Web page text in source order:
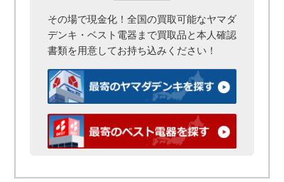
その場で現金化！全国の買取可能なヤマダ
デンキ・ベスト電器まで買取品と本人確認
書類を用意してお持ち込みください！